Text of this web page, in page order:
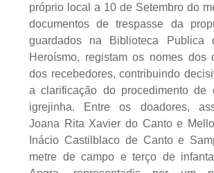
próprio local a 10 de Setembro do
documentos de trespasse da
guardados na Biblioteca Publica
Heroísmo, registam os nomes dos
dos recebedores, contribuindo
a clarificação do procedimento de
igrejinha. Entre os doadores,
Joana Rita Xavier do Canto e
Inácio Castilblaco de Canto e
metre de campo e terço de